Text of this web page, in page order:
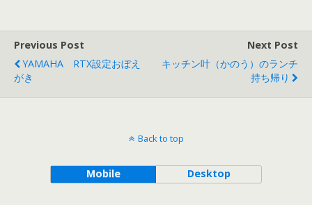
Previous Post
YAMAHA RTX設定おぼえ
がき
Next Post
キッチン叶（かのう）のランチ
持ち帰り
Back to top
Mobile Desktop